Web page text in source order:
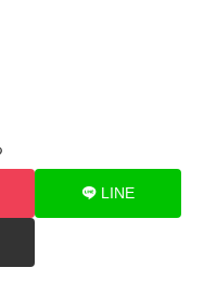
LINE